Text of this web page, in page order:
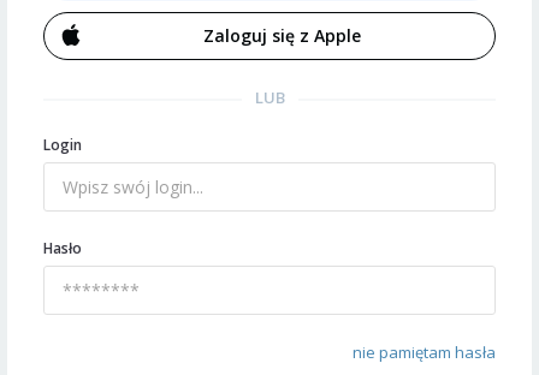
Zaloguj się z Apple
LUB
Login
Hasło
nie pamiętam hasła